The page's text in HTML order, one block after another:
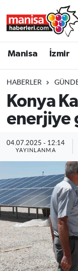
Manisa İzmir
HABERLER
Konya
enerjiye
04.07.2025 - 12:14
YAYINLANMA
Turgutlu
Salihli
Soma
Resmi İlanlar
Manisa
Manisa Trafik
Süper Lig
Tüm
Son Dakika
Haber Arşivi